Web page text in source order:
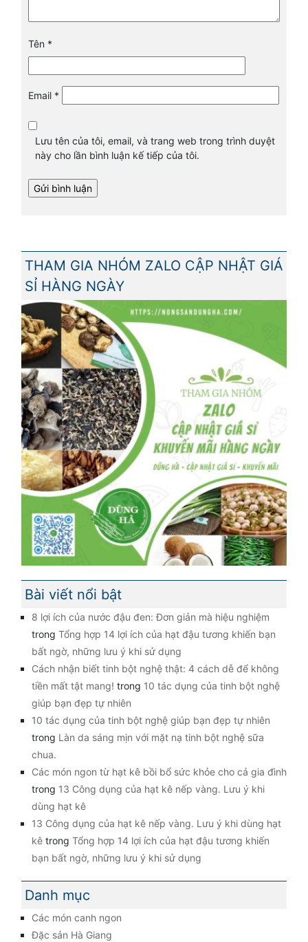
Tên *
Email *
Lưu tên của tôi, email, và trang web trong trình duyệt
này cho lần bình luận kế tiếp của tôi.
THAM GIA NHÓM ZALO CẬP NHẬT GIÁ
SỈ HÀNG NGÀY
Bài viết nổi bật
8 lợi ích của nước đậu đen: Đơn giản mà hiệu nghiệm
trong Tổng hợp 14 lợi ích của hạt đậu tương khiến bạn
bất ngờ, những lưu ý khi sử dụng
Cách nhận biết tinh bột nghệ thật: 4 cách dễ để không
tiền mất tật mang! trong 10 tác dụng của tinh bột nghệ
giúp bạn đẹp tự nhiên
10 tác dụng của tinh bột nghệ giúp bạn đẹp tự nhiên
trong Làn da sáng mịn với mặt nạ tinh bột nghệ sữa
chua.
Các món ngon từ hạt kê bồi bổ sức khỏe cho cả gia đình
trong 13 Công dụng của hạt kê nếp vàng. Lưu ý khi
dùng hạt kê
13 Công dụng của hạt kê nếp vàng. Lưu ý khi dùng hạt
kê trong Tổng hợp 14 lợi ích của hạt đậu tương khiến
bạn bất ngờ, những lưu ý khi sử dụng
Danh mục
Các món canh ngon
Đặc sản Hà Giang